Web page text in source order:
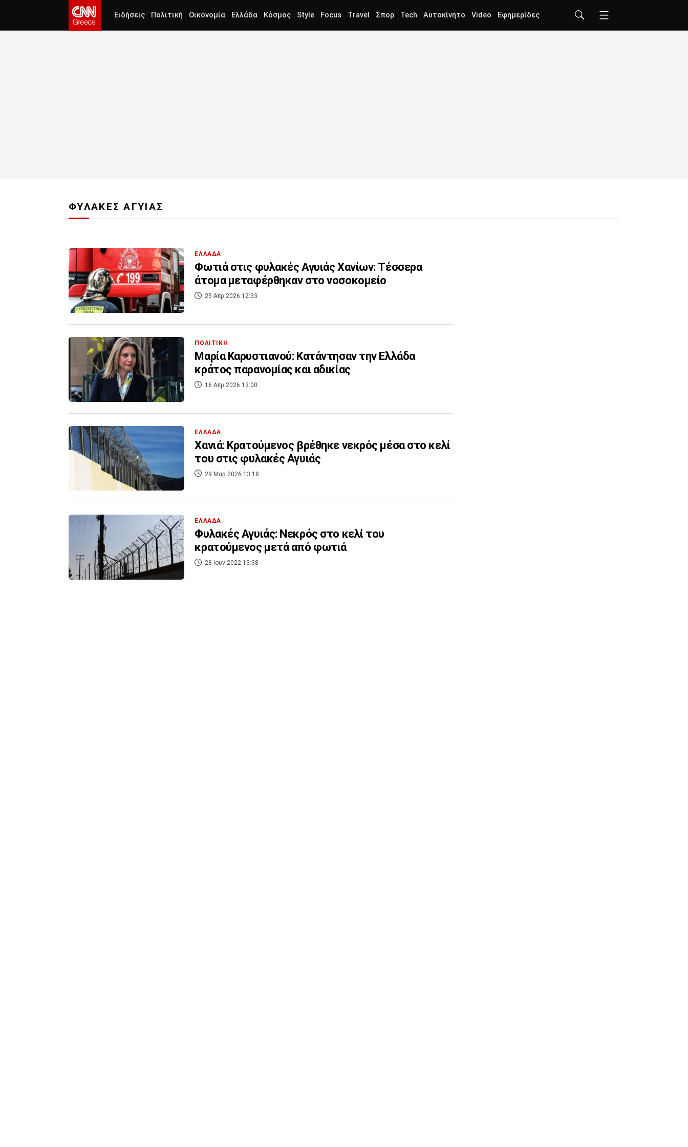
Ειδήσεις Πολιτική Οικονομία Ελλάδα Κόσμος Style Focus Travel Σπορ Tech Αυτοκίνητο Video Εφημερίδες
ΦΥΛΑΚΕΣ ΑΓΥΙΑΣ
ΕΛΛΑΔΑ
Φωτιά στις φυλακές Αγυιάς Χανίων: Τέσσερα
άτομα μεταφέρθηκαν στο νοσοκομείο
25 Απρ 2026 12:33
ΠΟΛΙΤΙΚΗ
Μαρία Καρυστιανού: Κατάντησαν την Ελλάδα
κράτος παρανομίας και αδικίας
16 Απρ 2026 13:00
ΕΛΛΑΔΑ
Χανιά: Κρατούμενος βρέθηκε νεκρός μέσα στο κελί
του στις φυλακές Αγυιάς
29 Μαρ 2026 13:18
ΕΛΛΑΔΑ
Φυλακές Αγυιάς: Νεκρός στο κελί του
κρατούμενος μετά από φωτιά
28 Ιουν 2022 13:38